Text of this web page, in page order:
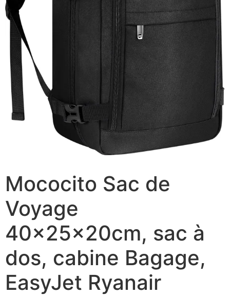
Mococito Sac de
Voyage
40x25x20cm, sac à
dos, cabine Bagage,
EasyJet Ryanair